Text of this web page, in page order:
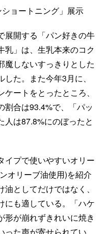
ョートニング」展示
展開する「パン好きの牛
乳」は、生乳本来のコク
魔しないすっきりとした
た。また今年3月に、
ートをとったところ、
割合は93.4%で、「パッ
人は87.8%にのぼったと
イプで使いやすいオリー
オリーブ油使用)を紹介
としてだけではなく、
にも適している。「ハケ
形が崩れずきれいに焼き